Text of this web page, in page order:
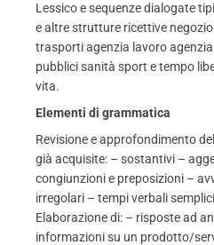
Lessico e sequenze dialogate
e altre strutture ricettive
trasporti agenzia lavoro
pubblici sanità sport e tempo
vita.
Elementi di grammatica
Revisione e approfondimento
già acquisite: – sostantivi –
congiunzioni e preposizioni –
irregolari – tempi verbali
Elaborazione di: – risposte ad
informazioni su un prodotto/